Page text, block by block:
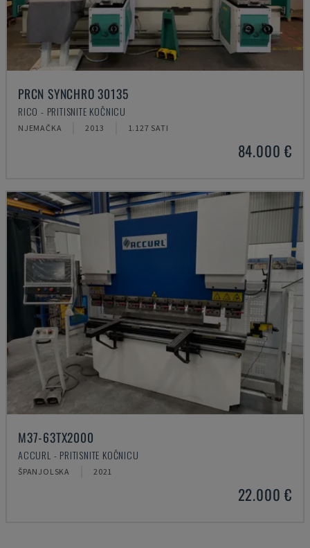
PRCN SYNCHRO 30135
RICO - PRITISNITE KOČNICU
NJEMAČKA 2013 1.127 SATI
84.000 €
M37-63TX2000
ACCURL - PRITISNITE KOČNICU
ŠPANJOLSKA 2021
22.000 €